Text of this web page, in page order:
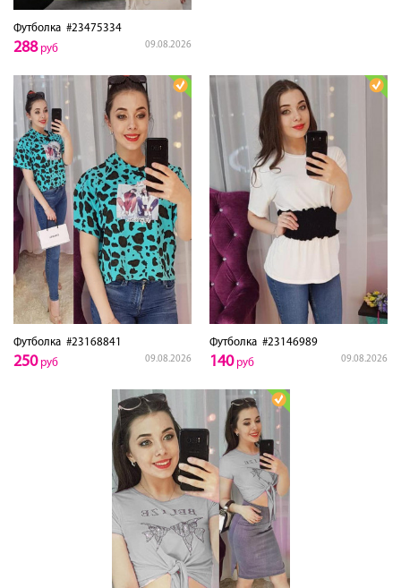
Футболка #23475334
09.08.2026
288руб
Футболка #23168841
09.08.2026
250руб
Футболка #23146989
09.08.2026
140руб